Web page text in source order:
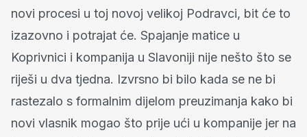
novi procesi u toj novoj velikoj Podravci, bit će to
izazovno i potrajat će. Spajanje matice u
Koprivnici i kompanija u Slavoniji nije nešto što se
riješi u dva tjedna. Izvrsno bi bilo kada se ne bi
rastezalo s formalnim dijelom preuzimanja kako bi
novi vlasnik mogao što prije ući u kompanije jer na